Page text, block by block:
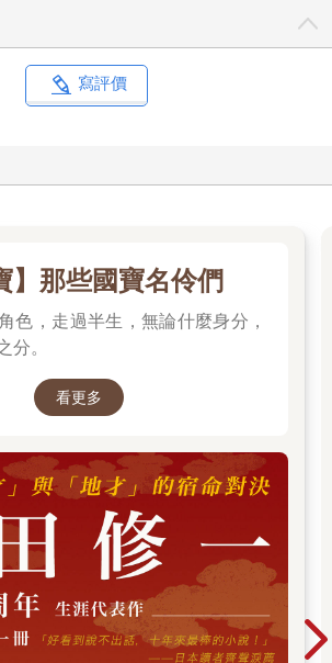
寫評價
】那些國寶名伶們
色，走過半生，無論什麼身分，
分。
看更多